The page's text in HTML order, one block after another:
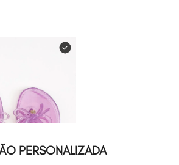
PERSONALIZADA